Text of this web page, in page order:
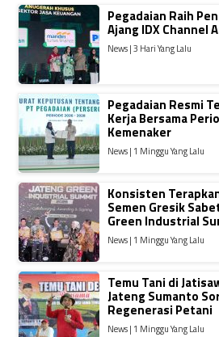
Pegadaian Raih
Ajang IDX Channel
News | 3 Hari Yang Lalu
Pegadaian Resmi
Kerja Bersama
Kemenaker
News | 1 Minggu Yang Lalu
Konsisten
Semen Gresik
Green Industrial
News | 1 Minggu Yang Lalu
Temu Tani di
Jateng Sumanto
Regenerasi Petani
News | 1 Minggu Yang Lalu